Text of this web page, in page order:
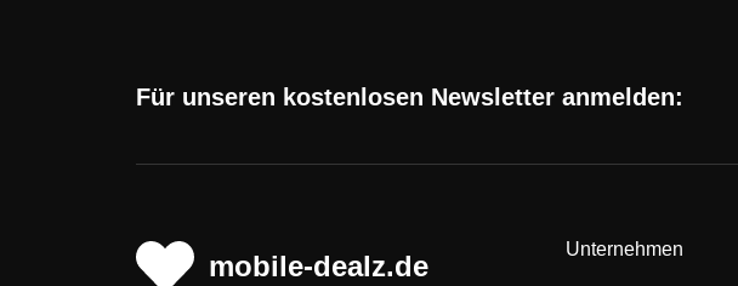
Für unseren kostenlosen Newsletter anmelden:
mobile-dealz.de
Unternehmen